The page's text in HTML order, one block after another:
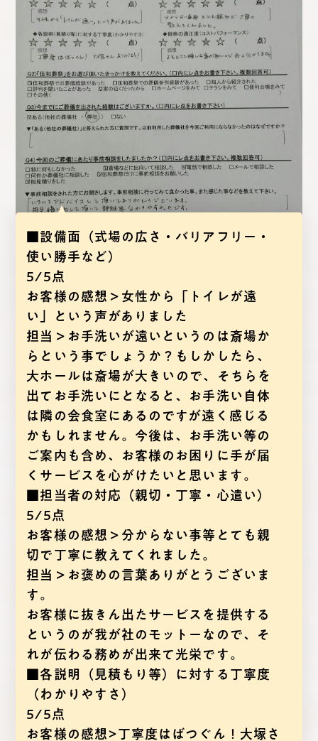
Q. 葬儀のご感想をお聞かせください
■設備面（式場の広さ・バリアフリー・
使い勝手など）
5/5点
お客様の感想＞女性から「トイレが遠
い」という声がありました
担当＞お手洗いが遠いというのは斎場か
らという事でしょうか？もしかしたら、
大ホールは斎場が大きいので、そちらを
出てお手洗いにとなると、お手洗い自体
は隣の会食室にあるのですが遠く感じる
かもしれません。今後は、お手洗い等の
ご案内も含め、お客様のお困りに手が届
くサービスを心がけたいと思います。
■担当者の対応（親切・丁寧・心遣い）
5/5点
お客様の感想＞分からない事等とても親
切で丁寧に教えてくれました。
担当＞お褒めの言葉ありがとうございま
す。
お客様に抜きん出たサービスを提供する
というのが我が社のモットーなので、そ
れが伝わる務めが出来て光栄です。
■各説明（見積もり等）に対する丁寧度
（わかりやすさ）
5/5点
お客様の感想>丁寧度はばつぐん！大塚さ